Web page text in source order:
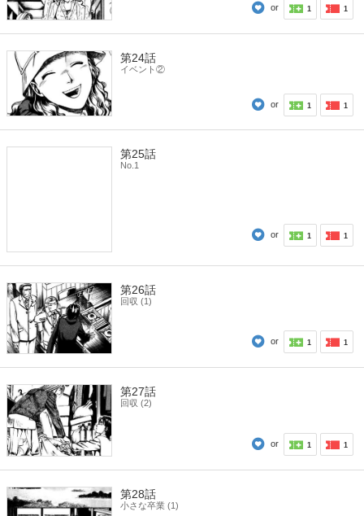
or 1 1
第24話
イベント②
or 1 1
第25話
No.1
or 1 1
第26話
回収 (1)
or 1 1
第27話
回収 (2)
or 1 1
第28話
小さな卒業 (1)